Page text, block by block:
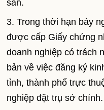
sản.
3. Trong thời hạn bảy
được cấp Giấy chứng
doanh nghiệp có trách
bản về việc đăng ký
tỉnh, thành phố trực
nghiệp đặt trụ sở chính.